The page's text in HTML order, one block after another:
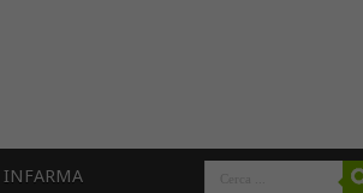
INFARMA